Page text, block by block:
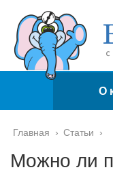
О
Главная › Статьи ›
Можно ли